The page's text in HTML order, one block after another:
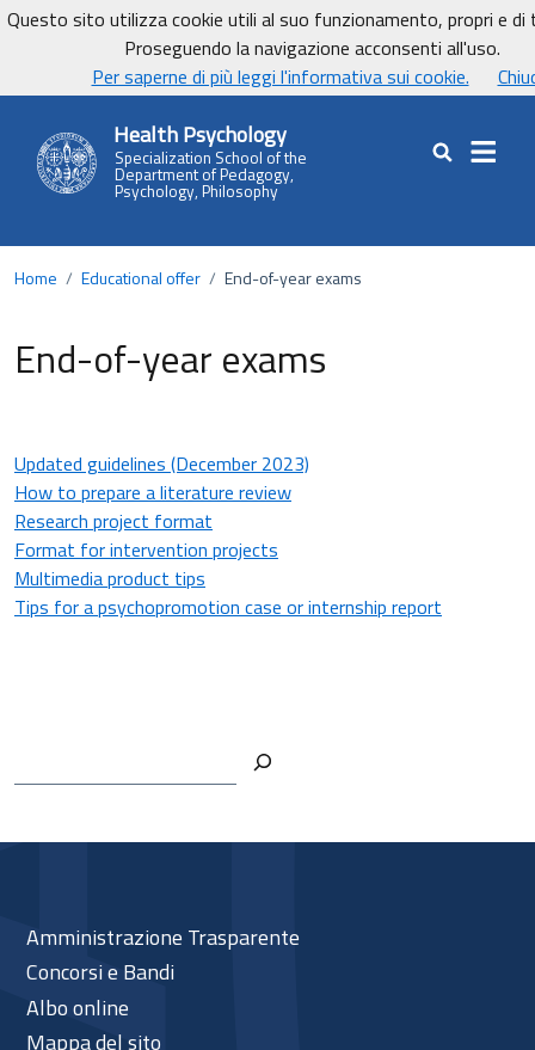
Vai ai contenuti
Vai al footer
Dipartimento di Pedagogia, Psicologia, Filosofia dell'Università degli
UnicaNews
Health Psychology
Specialization School of the
Department of Pedagogy,
Psychology, Philosophy
Cerca nel sito
Home / Educational offer / End-of-year exams
End-of-year exams
Updated guidelines (December 2023)
How to prepare a literature review
Research project format
Format for intervention projects
Multimedia product tips
Tips for a psychopromotion case or internship report
Amministrazione Trasparente
Concorsi e Bandi
Albo online
Mappa del sito
Questo sito utilizza cookie utili al suo funzionamento, propri e di
Proseguendo la navigazione acconsenti all'uso.
Per saperne di più leggi l'informativa sui cookie.